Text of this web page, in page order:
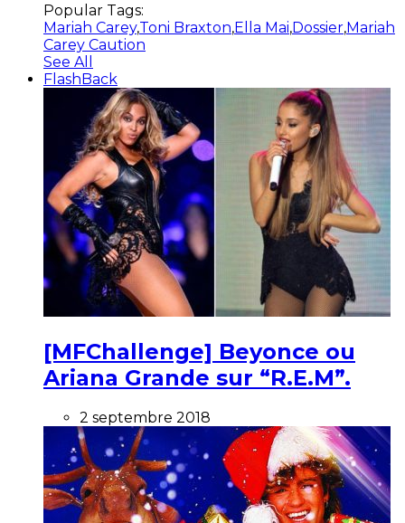
Popular Tags:
Mariah Carey,Toni Braxton,Ella Mai,Dossier,Mariah
Carey Caution
See All
FlashBack
[MFChallenge] Beyonce ou
Ariana Grande sur “R.E.M”.
2 septembre 2018